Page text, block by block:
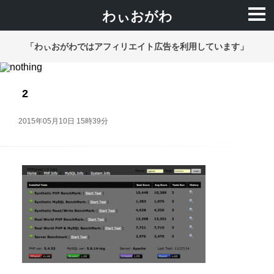
わぃおがわ
「わぃおがわではアフィリエイト広告を利用しています」
2
2015年05月10日 15時39分